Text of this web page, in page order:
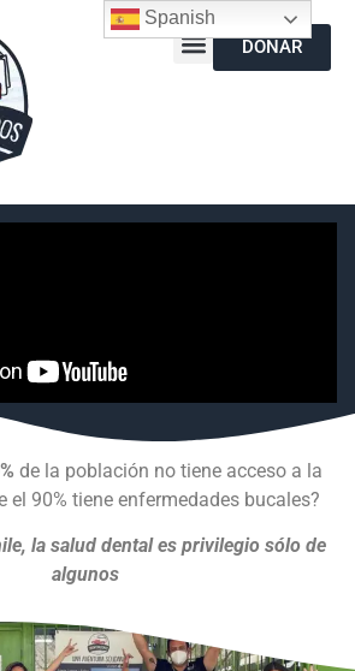
DONAR
de la población no tiene acceso a la
el 90% tiene enfermedades bucales?
la salud dental es privilegio sólo de
algunos
Spanish